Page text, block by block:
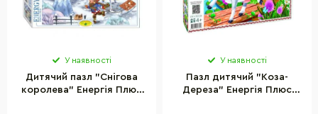
У наявності
Дитячий пазл "Снігова
королева" Енергія Плюс
У наявності
Пазл дитячий "Коза-
Дереза" Енергія Плюс